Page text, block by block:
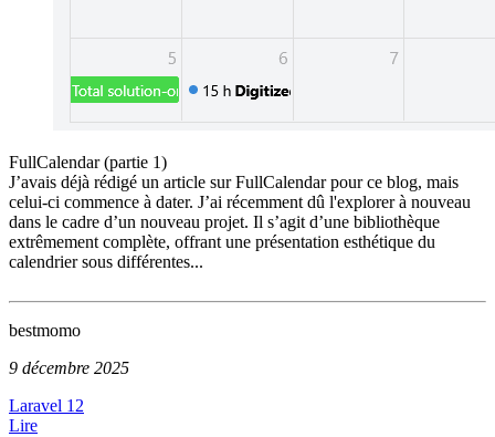
FullCalendar (partie 1)
J’avais déjà rédigé un article sur FullCalendar pour ce blog, mais
celui-ci commence à dater. J’ai récemment dû l'explorer à nouveau
dans le cadre d’un nouveau projet. Il s’agit d’une bibliothèque
extrêmement complète, offrant une présentation esthétique du
calendrier sous différentes...
bestmomo
9 décembre 2025
Laravel 12
Lire